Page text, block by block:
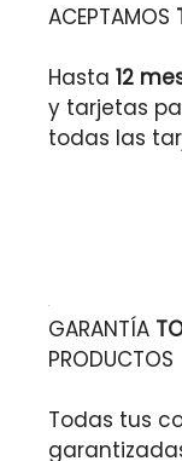
ACEPTAMOS
Hasta 12
y tarjetas
todas las
GARANTÍA
PRODUCTOS
Todas tus